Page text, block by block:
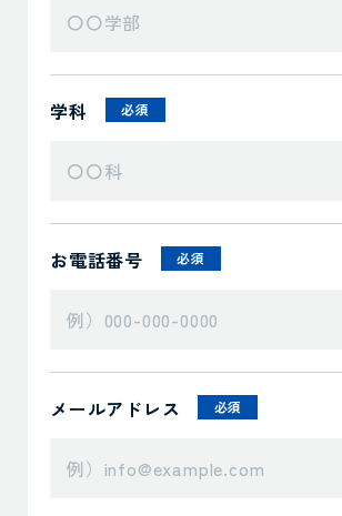
学科 必須
お電話番号 必須
メールアドレス 必須